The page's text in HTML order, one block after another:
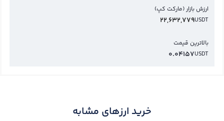
ارزش بازار (مارکت کپ)
USDT
22,632,779
بالاترین قیمت
USDT
0.04157
خرید ارزهای مشابه